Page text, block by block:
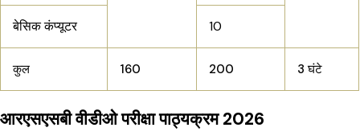
बेसिक कंप्यूटर 10
कुल 160 200 3 घंटे
आरएसएसबी वीडीओ परीक्षा पाठ्यक्रम 2026